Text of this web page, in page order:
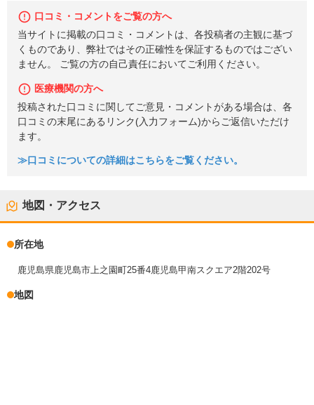
口コミ・コメントをご覧の方へ
当サイトに掲載の口コミ・コメントは、各投稿者の主観に基づ
くものであり、弊社ではその正確性を保証するものではござい
ません。 ご覧の方の自己責任においてご利用ください。
医療機関の方へ
投稿された口コミに関してご意見・コメントがある場合は、各
口コミの末尾にあるリンク(入力フォーム)からご返信いただけ
ます。
≫口コミについての詳細はこちらをご覧ください。
地図・アクセス
所在地
鹿児島県鹿児島市上之園町25番4鹿児島甲南スクエア2階202号
地図